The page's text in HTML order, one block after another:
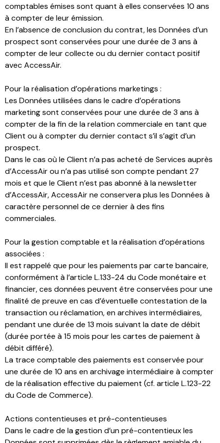
comptables émises sont quant à elles conservées 10 ans
à compter de leur émission.
En l’absence de conclusion du contrat, les Données d’un
prospect sont conservées pour une durée de 3 ans à
compter de leur collecte ou du dernier contact positif
avec AccessAir.
Pour la réalisation d’opérations marketings :
Les Données utilisées dans le cadre d’opérations
marketing sont conservées pour une durée de 3 ans à
compter de la fin de la relation commerciale en tant que
Client ou à compter du dernier contact s’il s’agit d’un
prospect.
Dans le cas où le Client n’a pas acheté de Services auprès
d’AccessAir ou n’a pas utilisé son compte pendant 27
mois et que le Client n’est pas abonné à la newsletter
d’AccessAir, AccessAir ne conservera plus les Données à
caractère personnel de ce dernier à des fins
commerciales.
Pour la gestion comptable et la réalisation d’opérations
associées :
Il est rappelé que pour les paiements par carte bancaire,
conformément à l’article L.133-24 du Code monétaire et
financier, ces données peuvent être conservées pour une
finalité de preuve en cas d’éventuelle contestation de la
transaction ou réclamation, en archives intermédiaires,
pendant une durée de 13 mois suivant la date de débit
(durée portée à 15 mois pour les cartes de paiement à
débit différé).
La trace comptable des paiements est conservée pour
une durée de 10 ans en archivage intermédiaire à compter
de la réalisation effective du paiement (cf. article L.123-22
du Code de Commerce).
Actions contentieuses et pré-contentieuses
Dans le cadre de la gestion d’un pré-contentieux les